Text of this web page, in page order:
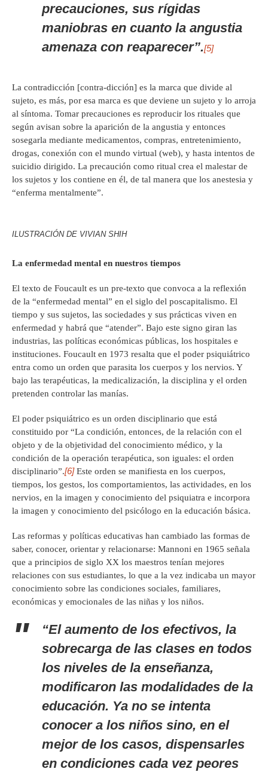
precauciones, sus rígidas
maniobras en cuanto la angustia
amenaza con reaparecer”.[5]
La contradicción [contra-dicción] es la marca que divide al
sujeto, es más, por esa marca es que deviene un sujeto y lo arroja
al síntoma. Tomar precauciones es reproducir los rituales que
según avisan sobre la aparición de la angustia y entonces
sosegarla mediante medicamentos, compras, entretenimiento,
drogas, conexión con el mundo virtual (web), y hasta intentos de
suicidio dirigido. La precaución como ritual crea el malestar de
los sujetos y los contiene en él, de tal manera que los anestesia y
“enferma mentalmente”.
ILUSTRACIÓN DE VIVIAN SHIH
La enfermedad mental en nuestros tiempos
El texto de Foucault es un pre-texto que convoca a la reflexión
de la “enfermedad mental” en el siglo del poscapitalismo. El
tiempo y sus sujetos, las sociedades y sus prácticas viven en
enfermedad y habrá que “atender”. Bajo este signo giran las
industrias, las políticas económicas públicas, los hospitales e
instituciones. Foucault en 1973 resalta que el poder psiquiátrico
entra como un orden que parasita los cuerpos y los nervios. Y
bajo las terapéuticas, la medicalización, la disciplina y el orden
pretenden controlar las manías.
El poder psiquiátrico es un orden disciplinario que está
constituido por “La condición, entonces, de la relación con el
objeto y de la objetividad del conocimiento médico, y la
condición de la operación terapéutica, son iguales: el orden
disciplinario”.[6]Este orden se manifiesta en los cuerpos,
tiempos, los gestos, los comportamientos, las actividades, en los
nervios, en la imagen y conocimiento del psiquiatra e incorpora
la imagen y conocimiento del psicólogo en la educación básica.
Las reformas y políticas educativas han cambiado las formas de
saber, conocer, orientar y relacionarse: Mannoni en 1965 señala
que a principios de siglo XX los maestros tenían mejores
relaciones con sus estudiantes, lo que a la vez indicaba un mayor
conocimiento sobre las condiciones sociales, familiares,
económicas y emocionales de las niñas y los niños.
“El aumento de los efectivos, la
sobrecarga de las clases en todos
los niveles de la enseñanza,
modificaron las modalidades de la
educación. Ya no se intenta
conocer a los niños sino, en el
mejor de los casos, dispensarles
en condiciones cada vez peores